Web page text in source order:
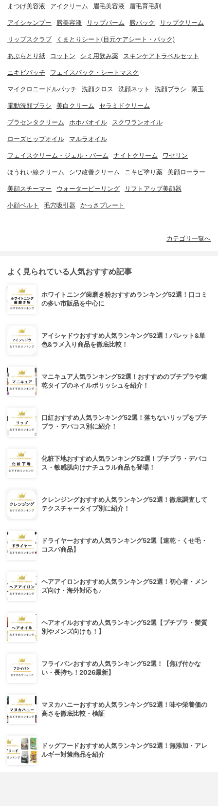
まつげ美容液 アイクリーム 眉毛美容液 眉毛育毛剤
アイシャンプー 唇美容液 リップバーム 唇パック リップクリーム
リップスクラブ くまとりシート(目元ケアシート・パック)
あぶらとり紙 コットン シミ用飲み薬 スキンケアトラベルセット
ニキビパッチ フェイスパック・シートマスク
マイクロニードルパッチ 洗顔クロス 洗顔ネット 洗顔ブラシ 繭玉
電動洗顔ブラシ 美白クリーム セラミドクリーム
プラセンタクリーム ホホバオイル スクワランオイル
ローズヒップオイル マルラオイル
フェイスクリーム・ジェル・バーム ナイトクリーム ワセリン
ほうれい線クリーム シワ改善クリーム ニキビ塗り薬 美顔ローラー
美顔スチーマー ウォーターピーリング リフトアップ美顔器
小顔ベルト 毛穴吸引器 かっさプレート
カテゴリ一覧へ
よく見られている人気おすすめ記事
ホワイトニング歯磨き粉おすすめランキング52選！口コミ
の多い市販品を中心に
アイシャドウおすすめ人気ランキング52選！パレット&単
色&ラメ入り商品を徹底比較！
マニキュア人気ランキング52選！おすすめのプチプラや速
乾タイプのネイルポリッシュを紹介！
口紅おすすめ人気ランキング52選！落ちないリップをプチ
プラ・デパコス別に紹介！
化粧下地おすすめ人気ランキング52選！プチプラ・デパコ
ス・敏感肌向けナチュラル商品も登場！
クレンジングおすすめ人気ランキング52選！徹底調査して
テクスチャータイプ別に紹介！
ドライヤーおすすめ人気ランキング52選【速乾・くせ毛・
コスパ商品】
ヘアアイロンおすすめ人気ランキング52選！初心者・メン
ズ向け・海外対応も♪
ヘアオイルおすすめ人気ランキング52選【プチプラ・髪質
別やメンズ向けも！】
フライパンおすすめ人気ランキング52選！【焦げ付かな
い・長持ち！2026最新】
マヌカハニーおすすめ人気ランキング52選！味や栄養価の
高さを徹底比較・検証
ドッグフードおすすめ人気ランキング52選！無添加・アレ
ルギー対策商品を紹介